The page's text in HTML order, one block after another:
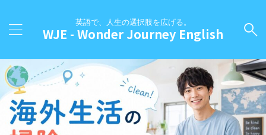
英語で、人生の選択肢を広げる。
WJE - Wonder Journey English